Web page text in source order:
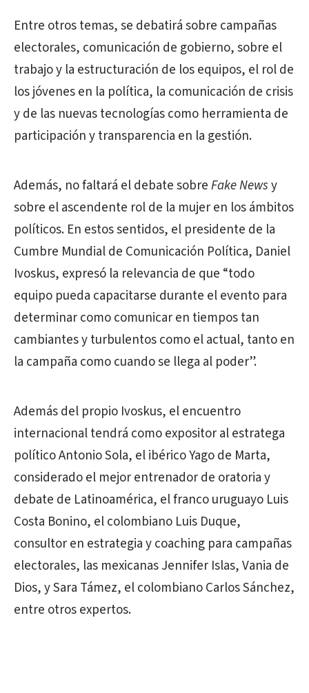
Entre otros temas, se debatirá sobre campañas
electorales, comunicación de gobierno, sobre el
trabajo y la estructuración de los equipos, el rol de
los jóvenes en la política, la comunicación de crisis
y de las nuevas tecnologías como herramienta de
participación y transparencia en la gestión.
Además, no faltará el debate sobreFake Newsy
sobre el ascendente rol de la mujer en los ámbitos
políticos. En estos sentidos, el presidente de la
Cumbre Mundial de Comunicación Política, Daniel
Ivoskus, expresó la relevancia de que “todo
equipo pueda capacitarse durante el evento para
determinar como comunicar en tiempos tan
cambiantes y turbulentos como el actual, tanto en
la campaña como cuando se llega al poder”.
Además del propio Ivoskus, el encuentro
internacional tendrá como expositor al estratega
político Antonio Sola, el ibérico Yago de Marta,
considerado el mejor entrenador de oratoria y
debate de Latinoamérica, el franco uruguayo Luis
Costa Bonino, el colombiano Luis Duque,
consultor en estrategia y coaching para campañas
electorales, las mexicanas Jennifer Islas, Vania de
Dios, y Sara Támez, el colombiano Carlos Sánchez,
entre otros expertos.